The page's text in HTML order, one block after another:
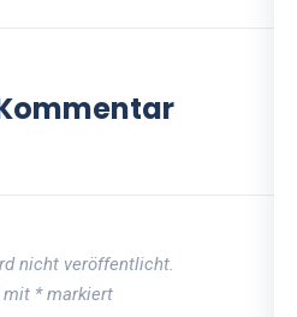
nicht veröffentlicht.
mit *markiert